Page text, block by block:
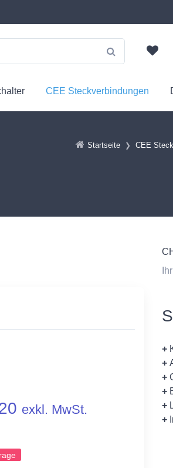
CEE Steckverbindungen
Startseite CEE
exkl. MwSt.
+
+
+
+
+
+